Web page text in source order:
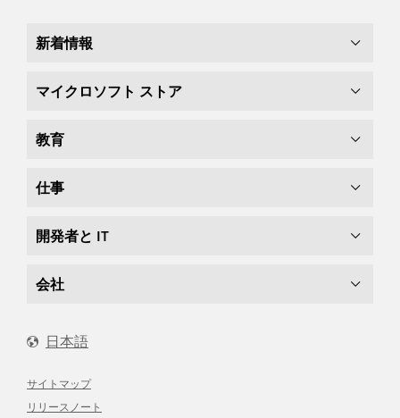
新着情報
マイクロソフト ストア
教育
仕事
開発者と IT
会社
日本語
サイトマップ
リリースノート